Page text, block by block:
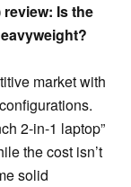
review: Is the
market with
2-in-1 laptop”
the cost isn’t
solid